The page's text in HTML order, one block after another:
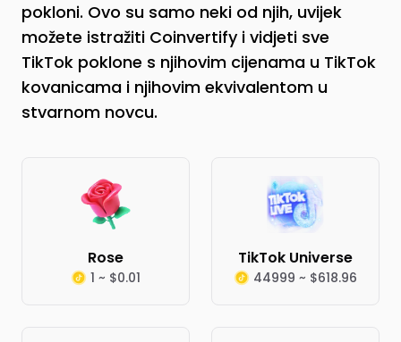
pokloni. Ovo su samo neki od njih, uvijek
možete istražiti Coinvertify i vidjeti sve
TikTok poklone s njihovim cijenama u TikTok
kovanicama i njihovim ekvivalentom u
stvarnom novcu.
Rose
1 ~ $0.01
TikTok Universe
44999 ~ $618.96